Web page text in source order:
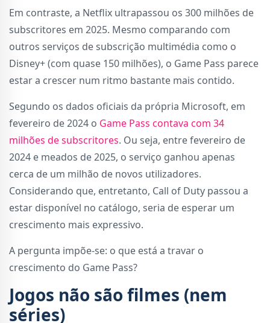
Em contraste, a Netflix ultrapassou os 300 milhões de
subscritores em 2025. Mesmo comparando com
outros serviços de subscrição multimédia como o
Disney+ (com quase 150 milhões), o Game Pass parece
estar a crescer num ritmo bastante mais contido.
Segundo os dados oficiais da própria Microsoft, em
fevereiro de 2024 o Game Pass contava com 34
milhões de subscritores. Ou seja, entre fevereiro de
2024 e meados de 2025, o serviço ganhou apenas
cerca de um milhão de novos utilizadores.
Considerando que, entretanto, Call of Duty passou a
estar disponível no catálogo, seria de esperar um
crescimento mais expressivo.
A pergunta impõe-se: o que está a travar o
crescimento do Game Pass?
Jogos não são filmes (nem
séries)